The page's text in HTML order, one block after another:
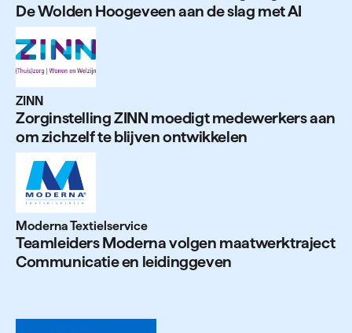
De Wolden Hoo­geveen aan de slag metAI
ZINN
Zorg­in­stellingZINN moedigt mede­werkers aan
om zichzelf te blijven ont­wikkelen
Moderna Textielservice
Team­leiders Moderna volgen maat­werk­t­raject
Com­mu­nicatie en lei­dinggeven